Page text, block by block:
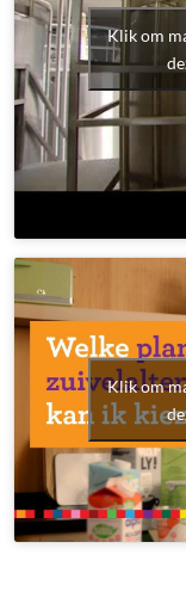
Klik om
Klik om